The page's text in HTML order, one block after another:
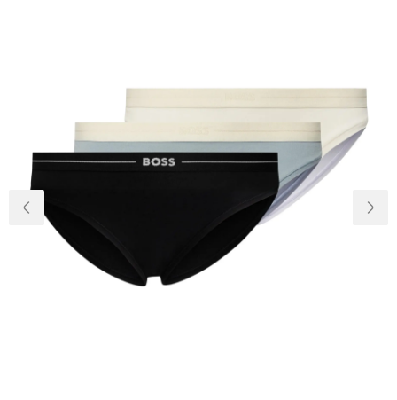
магазин
відповіді
Контакти
Palmira Club
+38(050)4840005